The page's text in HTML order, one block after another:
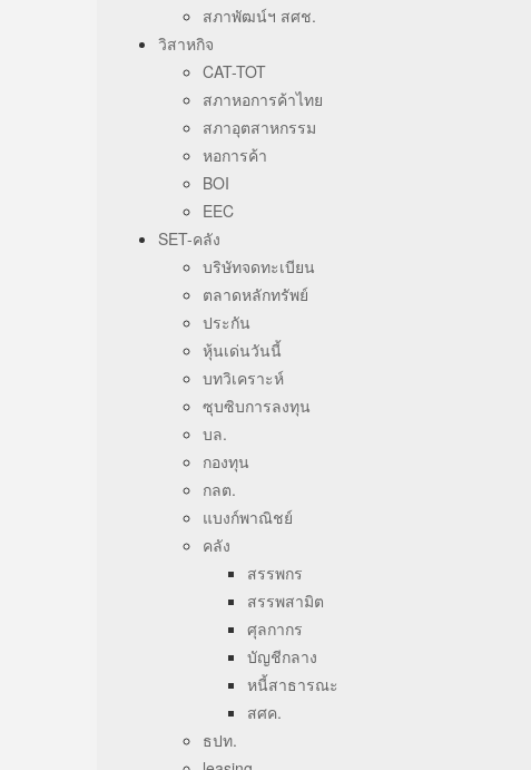
สภาพัฒน์ฯ สศช.
วิสาหกิจ
CAT-TOT
สภาหอการค้าไทย
สภาอุตสาหกรรม
หอการค้า
BOI
EEC
SET-คลัง
บริษัทจดทะเบียน
ตลาดหลักทรัพย์
ประกัน
หุ้นเด่นวันนี้
บทวิเคราะห์
ซุบซิบการลงทุน
บล.
กองทุน
กลต.
แบงก์พาณิชย์
คลัง
สรรพกร
สรรพสามิต
ศุลกากร
บัญชีกลาง
หนี้สาธารณะ
สศค.
ธปท.